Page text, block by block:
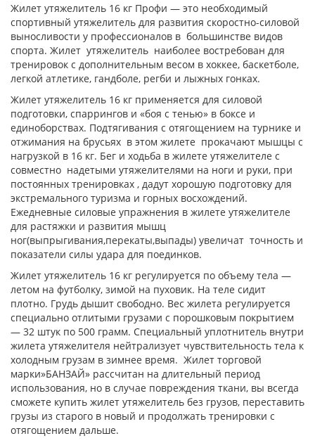
Жилет утяжелитель 16 кг Профи — это необходимый
спортивный утяжелитель для развития скоростно-силовой
выносливости у профессионалов в большинстве видов
спорта. Жилет утяжелитель наиболее востребован для
тренировок с дополнительным весом в хоккее, баскетболе,
легкой атлетике, гандболе, регби и лыжных гонках.
Жилет утяжелитель 16 кг применяется для силовой
подготовки, спаррингов и «боя с тенью» в боксе и
единоборствах. Подтягивания с отягощением на турнике и
отжимания на брусьях в этом жилете прокачают мышцы с
нагрузкой в 16 кг. Бег и ходьба в жилете утяжелителе с
совместно надетыми утяжелителями на ноги и руки, при
постоянных тренировках , дадут хорошую подготовку для
экстремального туризма и горных восхождений.
Ежедневные силовые упражнения в жилете утяжелителе
для растяжки и развития мышц
ног(выпрыгивания,перекаты,выпады) увеличат точность и
показатели силы удара для поединков.
Жилет утяжелитель 16 кг регулируется по объему тела —
летом на футболку, зимой на пуховик. На теле сидит
плотно. Грудь дышит свободно. Вес жилета регулируется
специально отлитыми грузами с порошковым покрытием
— 32 штук по 500 грамм. Специальный уплотнитель внутри
жилета утяжелителя нейтрализует чувствительность тела к
холодным грузам в зимнее время. Жилет торговой
марки»БАНЗАЙ» рассчитан на длительный период
использования, но в случае повреждения ткани, вы всегда
сможете купить жилет утяжелитель без грузов, переставить
грузы из старого в новый и продолжать тренировки с
отягощением дальше.